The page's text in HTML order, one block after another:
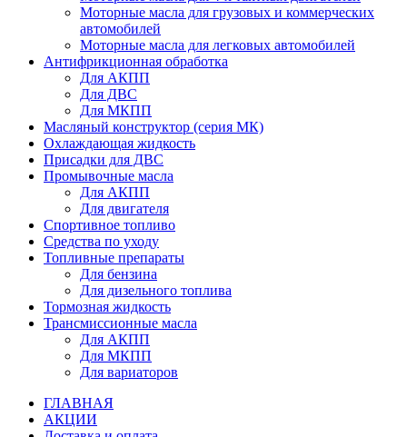
Моторные масла для грузовых и коммерческих
автомобилей
Моторные масла для легковых автомобилей
Антифрикционная обработка
Для АКПП
Для ДВС
Для МКПП
Масляный конструктор (серия МК)
Охлаждающая жидкость
Присадки для ДВС
Промывочные масла
Для АКПП
Для двигателя
Спортивное топливо
Средства по уходу
Топливные препараты
Для бензина
Для дизельного топлива
Тормозная жидкость
Трансмиссионные масла
Для АКПП
Для МКПП
Для вариаторов
ГЛАВНАЯ
АКЦИИ